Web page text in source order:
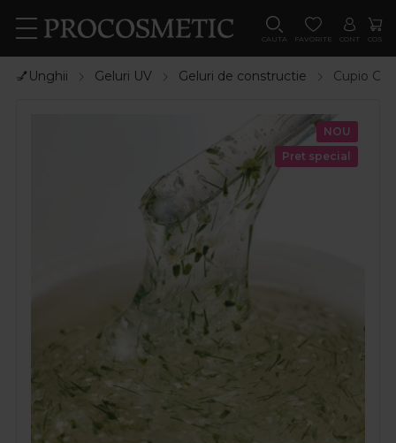
CAUTA FAVORITE CONT COS
💅Unghii Geluri UV Geluri de constructie Cupio
NOU
Pret special